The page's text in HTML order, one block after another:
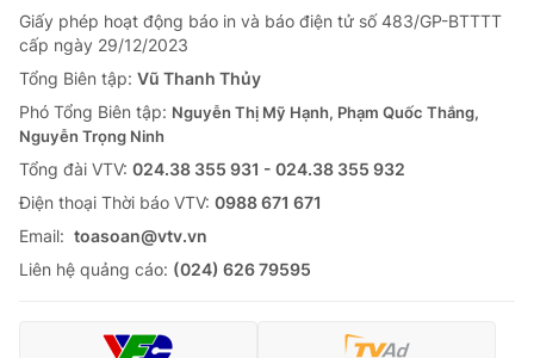
Giấy phép hoạt động báo in và báo điện tử số 483/GP-BTTTT
cấp ngày 29/12/2023
Tổng Biên tập: Vũ Thanh Thủy
Phó Tổng Biên tập: Nguyễn Thị Mỹ Hạnh, Phạm Quốc Thắng,
Nguyễn Trọng Ninh
Tổng đài VTV: 024.38 355 931 - 024.38 355 932
Ðiện thoại Thời báo VTV: 0988 671 671
Email: toasoan@vtv.vn
Liên hệ quảng cáo: (024) 626 79595